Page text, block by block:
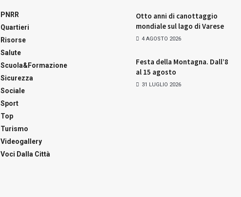
PNRR
Quartieri
Risorse
Salute
Scuola&Formazione
Sicurezza
Sociale
Sport
Top
Turismo
Videogallery
Voci Dalla Città
Otto anni di canottaggio
mondiale sul lago di Varese
4 AGOSTO 2026
Festa della Montagna. Dall’8
al 15 agosto
31 LUGLIO 2026